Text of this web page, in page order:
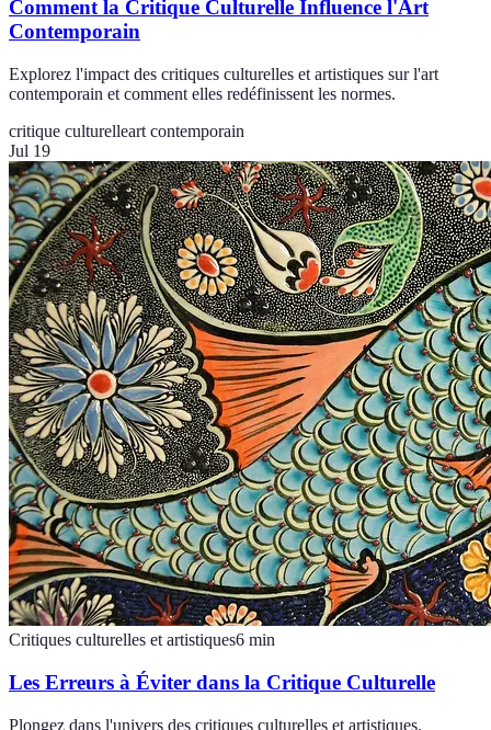
Comment la Critique Culturelle Influence l'Art
Contemporain
Explorez l'impact des critiques culturelles et artistiques sur l'art
contemporain et comment elles redéfinissent les normes.
critique culturelleart contemporain
Jul 19
Critiques culturelles et artistiques6 min
Les Erreurs à Éviter dans la Critique Culturelle
Plongez dans l'univers des critiques culturelles et artistiques.